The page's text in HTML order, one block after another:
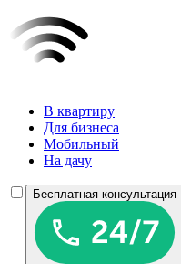
В квартиру
Для бизнеса
Мобильный
На дачу
Бесплатная консультация